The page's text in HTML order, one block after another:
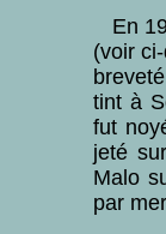
En
(voir
tint à
fut
jeté
Malo
par